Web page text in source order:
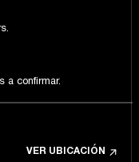
a confirmar.
VER UBICACIÓN